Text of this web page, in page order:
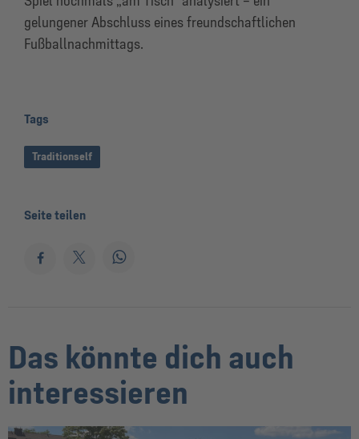
gelungener Abschluss eines freundschaftlichen
Fußballnachmittags.
Tags
Traditionself
Seite teilen
Das könnte dich auch
interessieren